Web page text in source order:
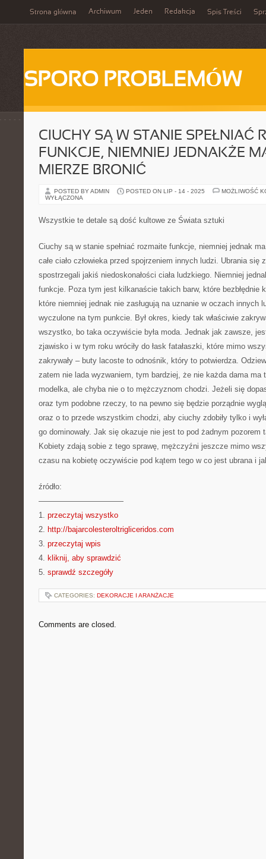
Strona główna Archiwum Jeden Redakcja Spis Treści
SPORO PROBLEMÓW
CIUCHY SĄ W STANIE SPEŁNIAĆ
FUNKCJE, NIEMNIEJ JEDNAKŻE
MIERZE BRONIĆ
POSTED BY ADMIN POSTED ON LIP - 14 - 2025
MOŻLIWOŚĆ
WYŁĄCZONA
Wszystkie te detale są dość kultowe ze Świata sztuki
Ciuchy są w stanie spełniać rozmaite funkcje, niemniej jednak
całe ciało człowieka przed spojrzeniem innych ludzi. Ubrania się
spostrzegali jakiś niedoskonałości ciała ludzkiego. Niemniej
funkcje. Poza tym jest kilkanaście takich barw, które bezbłędnie
które niemniej jednak nie zasługują na uznanie w oczach innych
wyczulone na tym punkcie. Był okres, kiedy tak właściwie
wszystko, bo taka oczywiście była moda. Jednak jak zawsze,
zjawisko i w tym roku wróciły do łask fatałaszki, które mimo
zakrywały – buty lacoste to odnośnik, który to potwierdza.
zatem nie lada wyzwaniem, tym bardziej, że nie każda dama ma
modelka, ale chyba nie o to mężczyznom chodzi. Jeżeli się
oraz tym podobne rzeczy, to na pewno się będzie porządnie
oraz o to przede wszystkim chodzi, aby ciuchy zdobiły tylko i
go dominowały. Jak się okazuje nie jest to pod żadnym pozorem
Kobiety zdają sobie z tego sprawę, mężczyźni jeszcze mimo
czasu na kobietę oczywiście pod kątem tego w co jest ubrana i
źródło:
———————————
1. przeczytaj wszystko
2. http://bajarcolesteroltrigliceridos.com
3. przeczytaj wpis
4. kliknij, aby sprawdzić
5. sprawdź szczegóły
CATEGORIES: DEKORACJE I ARANŻACJE
Comments are closed.